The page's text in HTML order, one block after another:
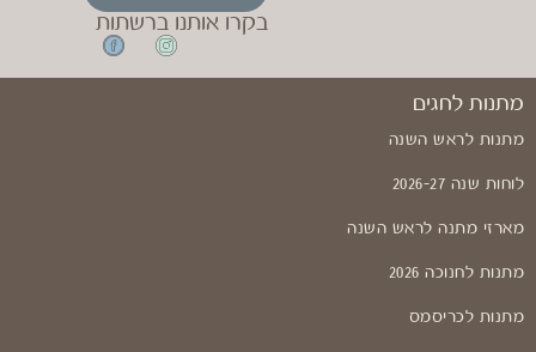
בקרו אותנו ברשתות
מתנות לחגים
מתנות לראש השנה
לוחות שנה 2026-27
מארזי מתנה לראש השנה
מתנות לחנוכה 2026
מתנות לכריסמס